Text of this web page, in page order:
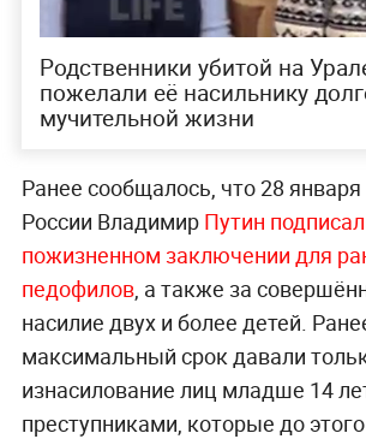
Родственники убитой на
пожелали её насильнику
мучительной жизни
Ранее сообщалось, что 28
России Владимир Путин
пожизненном заключении для
педофилов, а также за
насилие двух и более детей.
максимальный срок давали
изнасилование лиц младше 14
преступниками, которые до